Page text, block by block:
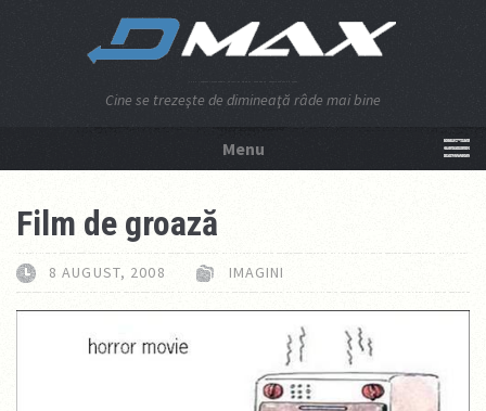
Cine se trezeşte de dimineaţă râde mai bine
Menu
Film de groază
8 AUGUST, 2008 IMAGINI